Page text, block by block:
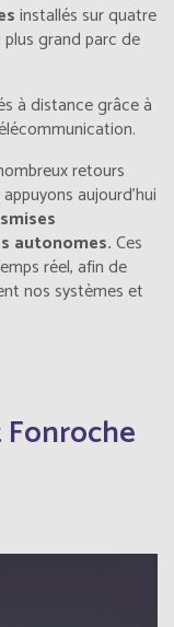
installés sur quatre
grand parc de
à distance grâce à
retours
aujourd’hui
autonomes.Ces
réel, afin de
nos systèmes et